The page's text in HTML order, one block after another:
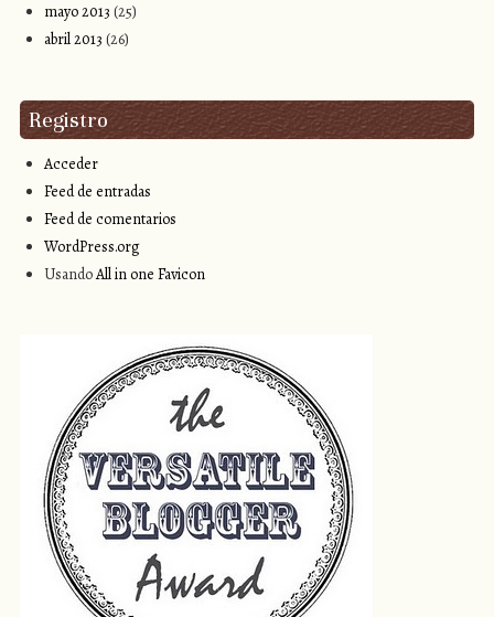
mayo 2013 (25)
abril 2013 (26)
Registro
Acceder
Feed de entradas
Feed de comentarios
WordPress.org
UsandoAll in one Favicon